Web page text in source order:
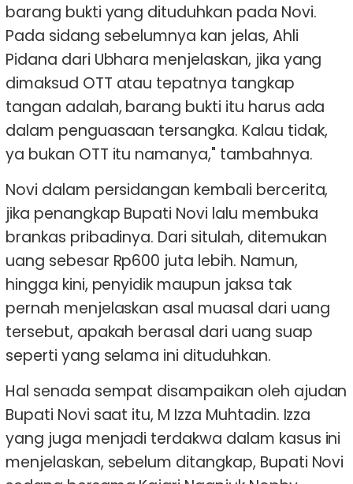
barang bukti yang dituduhkan pada Novi.
Pada sidang sebelumnya kan jelas, Ahli
Pidana dari Ubhara menjelaskan, jika yang
dimaksud OTT atau tepatnya tangkap
tangan adalah, barang bukti itu harus ada
dalam penguasaan tersangka. Kalau tidak,
ya bukan OTT itu namanya," tambahnya.
Novi dalam persidangan kembali bercerita,
jika penangkap Bupati Novi lalu membuka
brankas pribadinya. Dari situlah, ditemukan
uang sebesar Rp600 juta lebih. Namun,
hingga kini, penyidik maupun jaksa tak
pernah menjelaskan asal muasal dari uang
tersebut, apakah berasal dari uang suap
seperti yang selama ini dituduhkan.
Hal senada sempat disampaikan oleh ajudan
Bupati Novi saat itu, M Izza Muhtadin. Izza
yang juga menjadi terdakwa dalam kasus ini
menjelaskan, sebelum ditangkap, Bupati Novi